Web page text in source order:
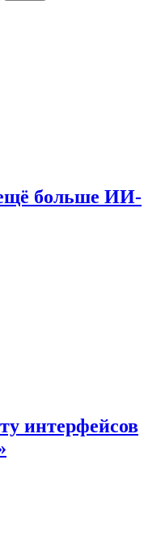
больше ИИ-
интерфейсов